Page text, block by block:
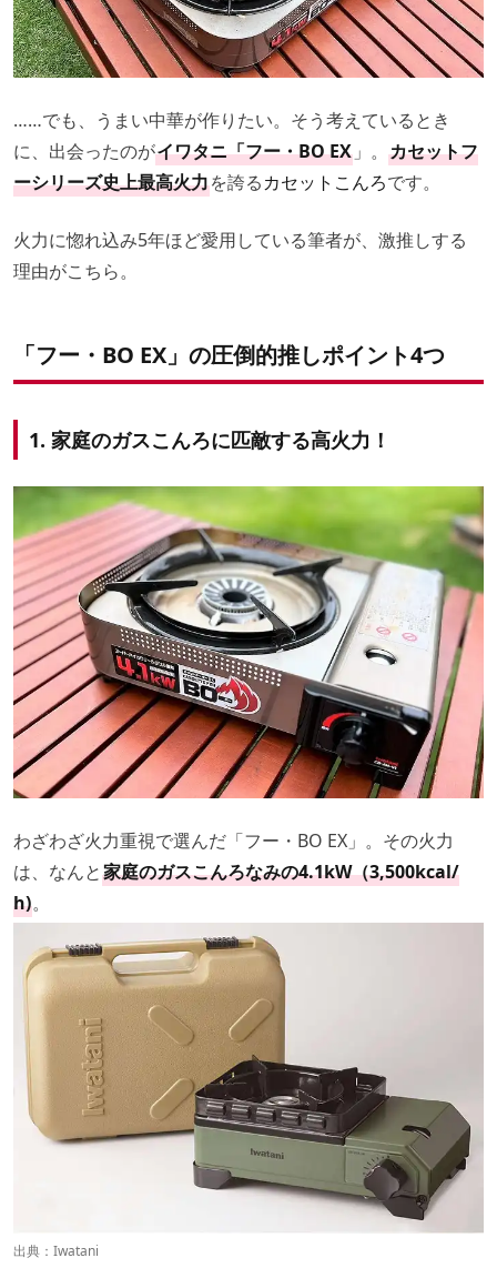
……でも、うまい中華が作りたい。そう考えているとき
に、出会ったのがイワタニ「フー・BO EX 」。 カセットフ
ーシリーズ史上最高火力を誇るカセットこんろです。
火力に惚れ込み5年ほど愛用している筆者が、激推しする
理由がこちら。
「フー・BO EX」の圧倒的推しポイント4つ
1. 家庭のガスこんろに匹敵する高火力！
わざわざ火力重視で選んだ「フー・BO EX」。その火力
は、なんと家庭のガスこんろなみの4.1kW（3,500kcal/
h)。
出典： Iwatani